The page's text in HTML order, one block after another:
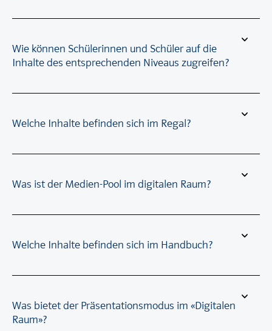
Wie können Schülerinnen und Schüler auf die
Inhalte des entsprechenden Niveaus zugreifen?
Welche Inhalte befinden sich im Regal?
Was ist der Medien-Pool im digitalen Raum?
Welche Inhalte befinden sich im Handbuch?
Was bietet der Präsentationsmodus im «Digitalen
Raum»?